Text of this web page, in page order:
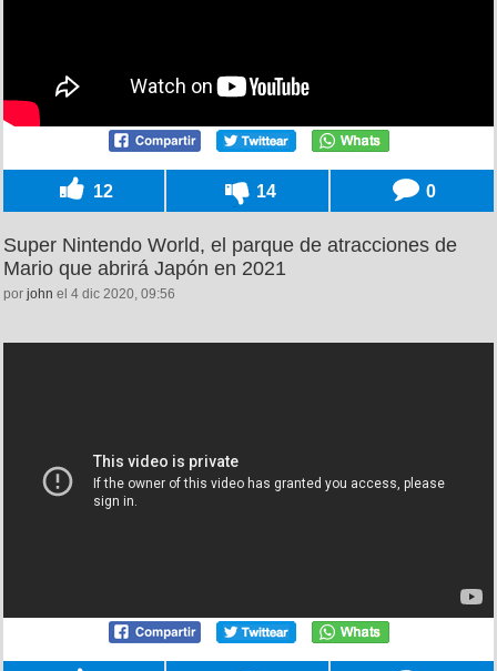
12 14 0
Super Nintendo World, el parque de atracciones de
Mario que abrirá Japón en 2021
por john el 4 dic 2020, 09:56